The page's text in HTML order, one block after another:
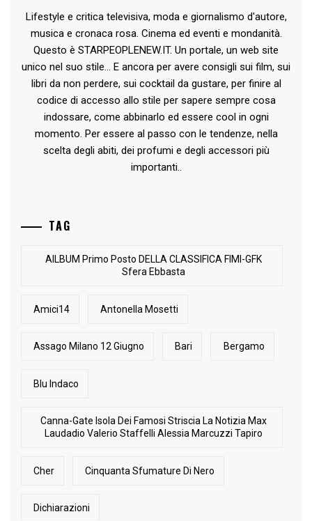
Lifestyle e critica televisiva, moda e giornalismo d'autore,
musica e cronaca rosa. Cinema ed eventi e mondanità.
Questo è STARPEOPLENEW.IT. Un portale, un web site
unico nel suo stile... E ancora per avere consigli sui film, sui
libri da non perdere, sui cocktail da gustare, per finire al
codice di accesso allo stile per sapere sempre cosa
indossare, come abbinarlo ed essere cool in ogni
momento. Per essere al passo con le tendenze, nella
scelta degli abiti, dei profumi e degli accessori più
importanti..
TAG
AlLBUM Primo Posto DELLA CLASSIFICA FIMI-GFK
Sfera Ebbasta
Amici14 Antonella Mosetti
Assago Milano 12 Giugno Bari Bergamo
Blu Indaco
Canna-Gate Isola Dei Famosi Striscia La Notizia Max
Laudadio Valerio Staffelli Alessia Marcuzzi Tapiro
Cher Cinquanta Sfumature Di Nero
Dichiarazioni